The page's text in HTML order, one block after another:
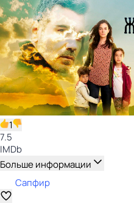
1
7.5
IMDb
Больше информации
Сапфир